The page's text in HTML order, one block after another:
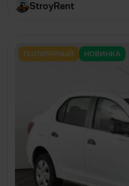
StroyRent
ПОПУЛЯРНЫЙ НОВИНКА